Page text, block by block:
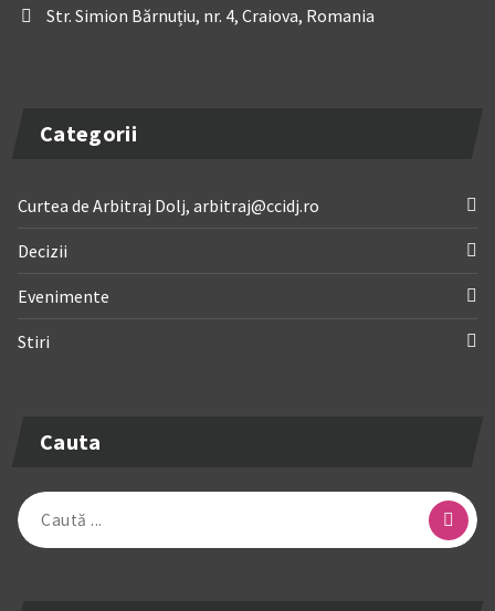
Str. Simion Bărnuțiu, nr. 4, Craiova, Romania
Categorii
Curtea de Arbitraj Dolj, arbitraj@ccidj.ro
Decizii
Evenimente
Stiri
Cauta
Caută
după: